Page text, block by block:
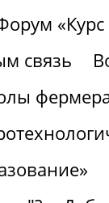
«Курс
связь